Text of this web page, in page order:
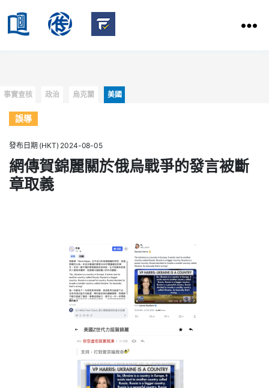
HKBU
of
Communication
Categories
事實查核 政治 烏克蘭 美國
誤導
發布日期 (HKT) 2024-08-05
網傳賀錦麗關於俄烏戰爭的發言被斷
章取義